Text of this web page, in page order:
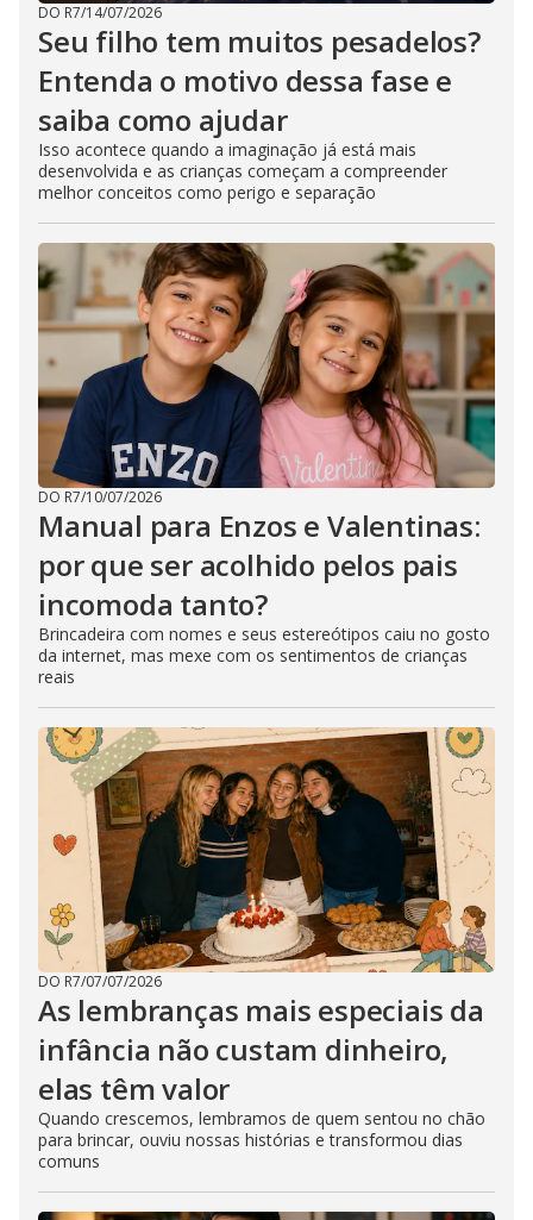
DO R7/14/07/2026
Seu filho tem muitos pesadelos?
Entenda o motivo dessa fase e
saiba como ajudar
Isso acontece quando a imaginação já está mais
desenvolvida e as crianças começam a compreender
melhor conceitos como perigo e separação
DO R7/10/07/2026
Manual para Enzos e Valentinas:
por que ser acolhido pelos pais
incomoda tanto?
Brincadeira com nomes e seus estereótipos caiu no gosto
da internet, mas mexe com os sentimentos de crianças
reais
DO R7/07/07/2026
As lembranças mais especiais da
infância não custam dinheiro,
elas têm valor
Quando crescemos, lembramos de quem sentou no chão
para brincar, ouviu nossas histórias e transformou dias
comuns